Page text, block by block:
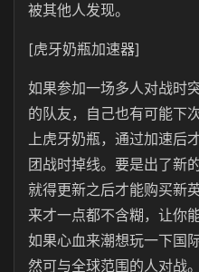
被其他人发现。
[虎牙奶瓶加速器]
如果参加一场多人对战时
的队友，自己也有可能下
上虎牙奶瓶，通过加速后
团战时掉线。要是出了新
就得更新之后才能购买新
来才一点都不含糊，让你
如果心血来潮想玩一下国
然可与全球范围的人对战。